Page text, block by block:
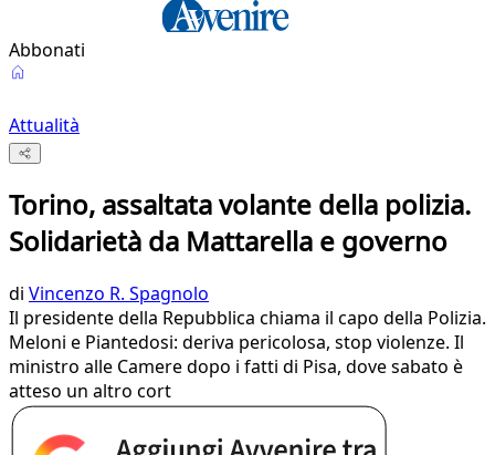
Abbonati
Attualità
Torino, assaltata volante della polizia.
Solidarietà da Mattarella e governo
di Vincenzo R. Spagnolo
Il presidente della Repubblica chiama il capo della Polizia.
Meloni e Piantedosi: deriva pericolosa, stop violenze. Il
ministro alle Camere dopo i fatti di Pisa, dove sabato è
atteso un altro cort